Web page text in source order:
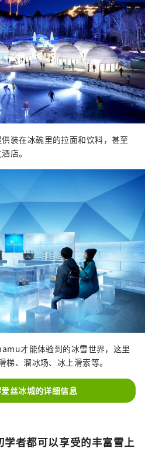
装在冰碗里的拉面和饮料，甚至
店。
才能体验到的冰雪世界，这里
、溜冰场、冰上滑索等。
丝冰城的详细信息
者都可以享受的丰富雪上